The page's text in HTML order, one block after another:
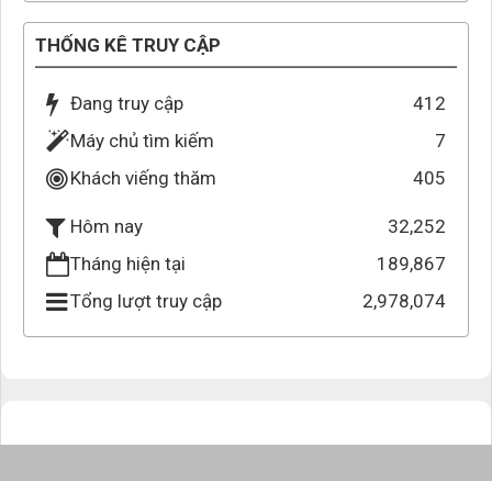
THỐNG KÊ TRUY CẬP
Đang truy cập
412
Máy chủ tìm kiếm
7
Khách viếng thăm
405
Hôm nay
32,252
Tháng hiện tại
189,867
Tổng lượt truy cập
2,978,074